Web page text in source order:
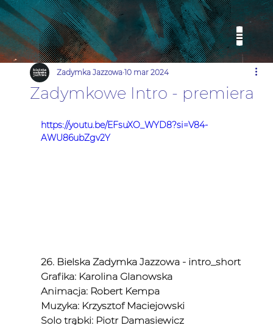
Zadymkowe Intro - premiera
Zadymka Jazzowa 10 mar 2024
https://youtu.be/EFsuXO_WYD8?si=V84-
AWU86ubZgv2Y
26. Bielska Zadymka Jazzowa - intro_short
Grafika: Karolina Glanowska
Animacja: Robert Kempa
Muzyka: Krzysztof Maciejowski
Solo trąbki: Piotr Damasiewicz